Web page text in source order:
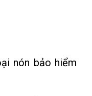
nón bảo hiểm